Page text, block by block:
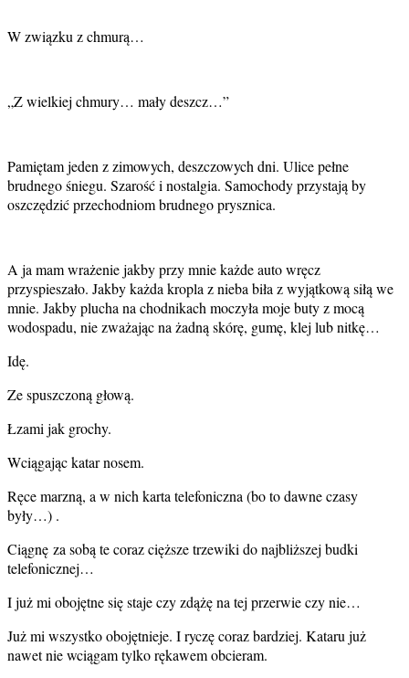
W związku z chmurą…
„Z wielkiej chmury… mały deszcz…”
Pamiętam jeden z zimowych, deszczowych dni. Ulice pełne
brudnego śniegu. Szarość i nostalgia. Samochody przystają by
oszczędzić przechodniom brudnego prysznica.
A ja mam wrażenie jakby przy mnie każde auto wręcz
przyspieszało. Jakby każda kropla z nieba biła z wyjątkową siłą we
mnie. Jakby plucha na chodnikach moczyła moje buty z mocą
wodospadu, nie zważając na żadną skórę, gumę, klej lub nitkę…
Idę.
Ze spuszczoną głową.
Łzami jak grochy.
Wciągając katar nosem.
Ręce marzną, a w nich karta telefoniczna (bo to dawne czasy
były…) .
Ciągnę za sobą te coraz cięższe trzewiki do najbliższej budki
telefonicznej…
I już mi obojętne się staje czy zdążę na tej przerwie czy nie…
Już mi wszystko obojętnieje. I ryczę coraz bardziej. Kataru już
nawet nie wciągam tylko rękawem obcieram.